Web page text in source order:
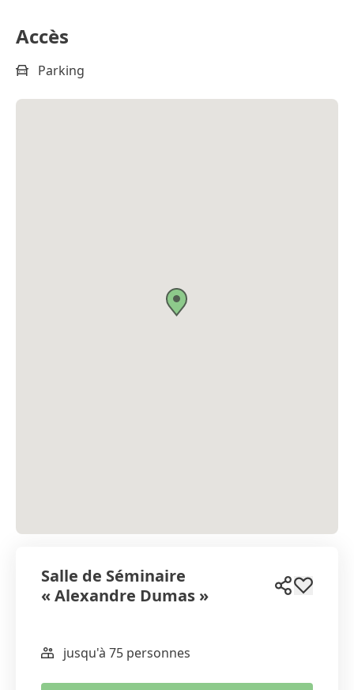
Accès
Parking
Salle de Séminaire
« Alexandre Dumas »
WhatsApp
Email
jusqu'à 75 personnes